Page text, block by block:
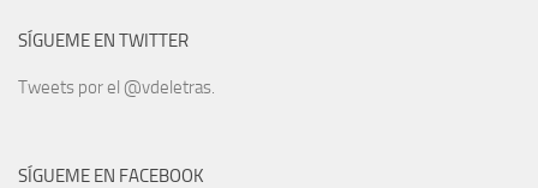
SÍGUEME EN TWITTER
Tweets por el @vdeletras.
SÍGUEME EN FACEBOOK